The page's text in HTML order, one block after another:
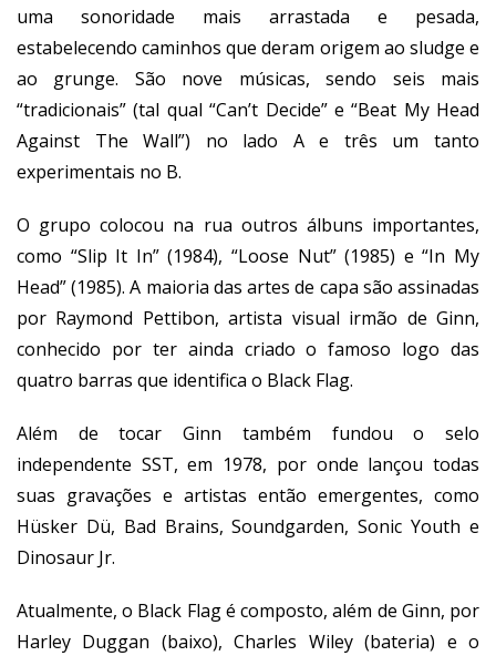
uma sonoridade mais arrastada e pesada,
estabelecendo caminhos que deram origem ao sludge e
ao grunge. São nove músicas, sendo seis mais
“tradicionais” (tal qual “Can’t Decide” e “Beat My Head
Against The Wall”) no lado A e três um tanto
experimentais no B.
O grupo colocou na rua outros álbuns importantes,
como “Slip It In” (1984), “Loose Nut” (1985) e “In My
Head” (1985). A maioria das artes de capa são assinadas
por Raymond Pettibon, artista visual irmão de Ginn,
conhecido por ter ainda criado o famoso logo das
quatro barras que identifica o Black Flag.
Além de tocar Ginn também fundou o selo
independente SST, em 1978, por onde lançou todas
suas gravações e artistas então emergentes, como
Hüsker Dü, Bad Brains, Soundgarden, Sonic Youth e
Dinosaur Jr.
Atualmente, o Black Flag é composto, além de Ginn, por
Harley Duggan (baixo), Charles Wiley (bateria) e o